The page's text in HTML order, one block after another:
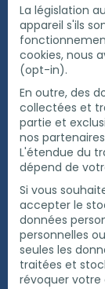
OUTILS DE
La législation
appareil s'ils
cookies, nous
(opt-in).
En outre, des
collectées et
partie et
nos
L'étendue du
dépend de
Si vous
accepter le
données
personnelles
seules les
traitées et
révoquer